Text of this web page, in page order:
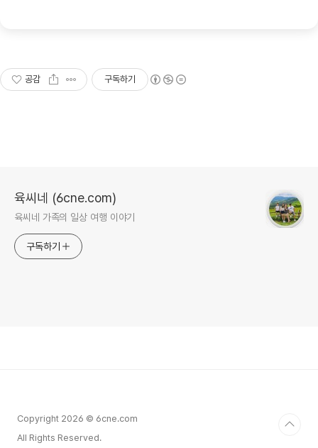
공감 구독하기
육씨네 (6cne.com)
육씨네 가족의 일상 여행 이야기
구독하기
Copyright 2026 © 6cne.com
All Rights Reserved.